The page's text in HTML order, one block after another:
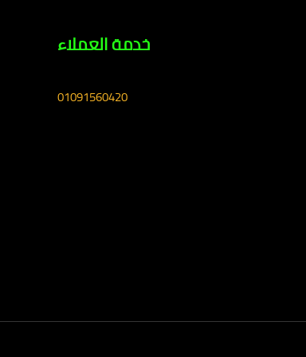
خدمة العملاء
01091560420